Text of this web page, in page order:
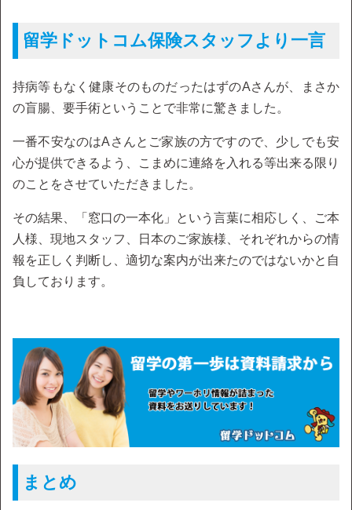
留学ドットコム保険スタッフより一言
持病等もなく健康そのものだったはずのAさんが、まさか
の盲腸、要手術ということで非常に驚きました。
一番不安なのはAさんとご家族の方ですので、少しでも安
心が提供できるよう、こまめに連絡を入れる等出来る限り
のことをさせていただきました。
その結果、「窓口の一本化」という言葉に相応しく、ご本
人様、現地スタッフ、日本のご家族様、それぞれからの情
報を正しく判断し、適切な案内が出来たのではないかと自
負しております。
まとめ